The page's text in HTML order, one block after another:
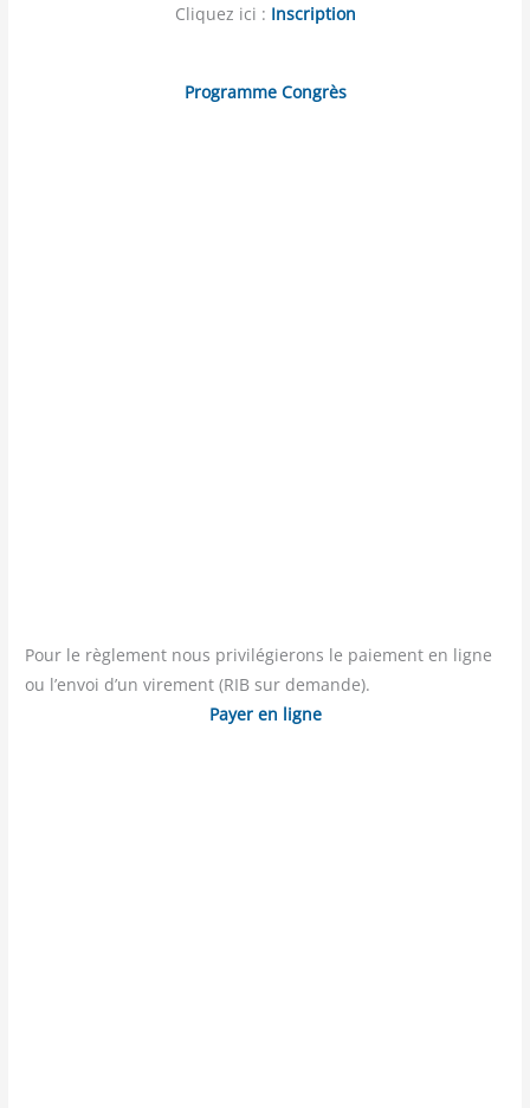
Cliquez ici : Inscription
Programme Congrès
Pour le règlement nous privilégierons le paiement en ligne
ou l’envoi d’un virement (RIB sur demande).
Payer en ligne